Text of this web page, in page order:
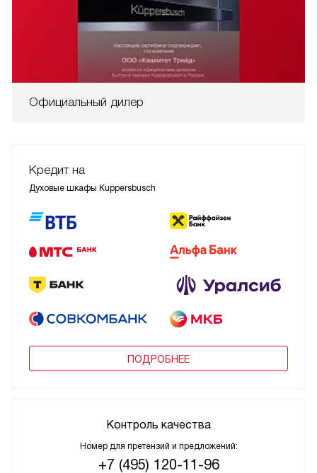
Официальный дилер
Кредит на
Духовые шкафы Kuppersbusch
ПОДРОБНЕЕ
Контроль качества
Номер для претензий и предложений:
+7 (495) 120-11-96